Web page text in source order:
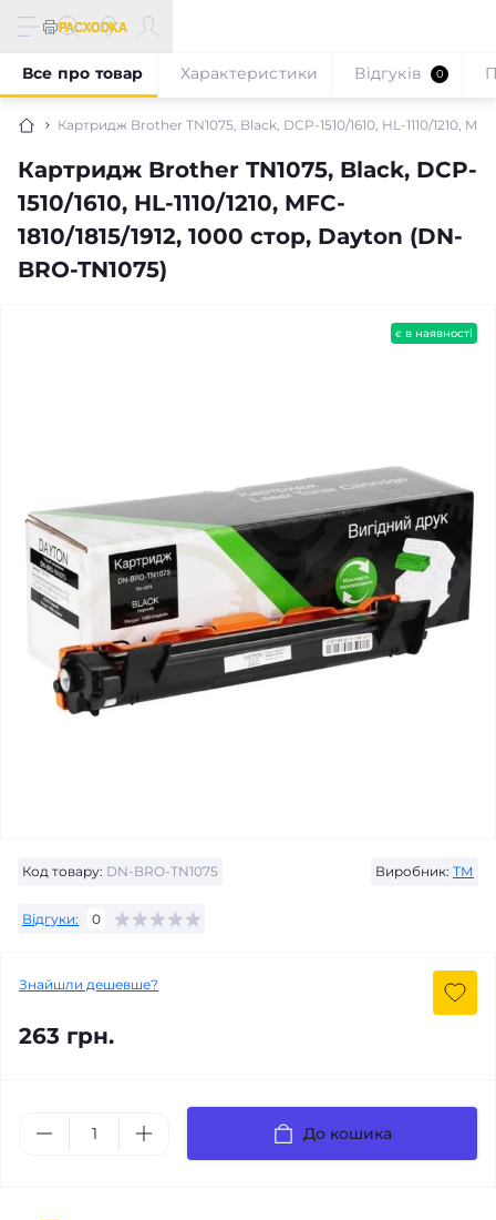
Картридж Brother TN1075, Black, DCP-1510/1610, HL-1110/1210,
Картридж Brother TN1075, Black, DCP-
1510/1610, HL-1110/1210, MFC-
1810/1815/1912, 1000 стор, Dayton (DN-
BRO-TN1075)
Все про товар Характеристики Відгуків 0
є в наявності
Код товару: DN-BRO-TN1075 Виробник: ТМ
Відгуки: 0
Знайшли дешевше?
263 грн.
До кошика